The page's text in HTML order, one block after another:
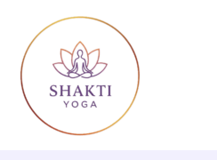
contenido